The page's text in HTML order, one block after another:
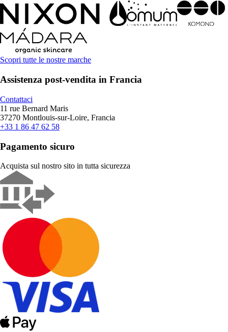
Scopri tutte le nostre marche
Assistenza post-vendita in Francia
Contattaci
11 rue Bernard Maris
37270 Montlouis-sur-Loire, Francia
+33 1 86 47 62 58
Pagamento sicuro
Acquista sul nostro sito in tutta sicurezza